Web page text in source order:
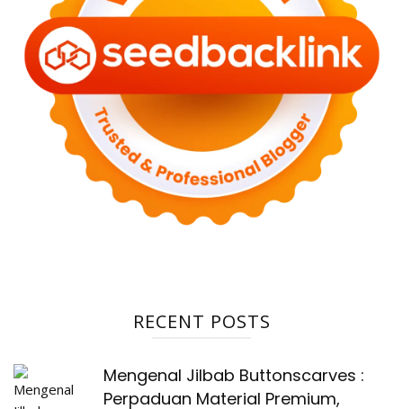
RECENT POSTS
Mengenal Jilbab Buttonscarves :
Perpaduan Material Premium,